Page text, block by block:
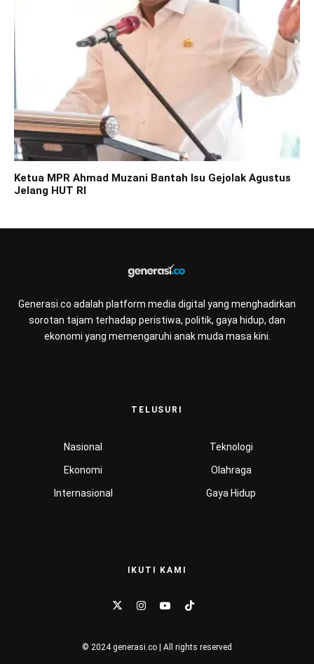
Ketua MPR Ahmad Muzani Bantah Isu Gejolak Agustus
Jelang HUT RI
Generasi.co adalah platform media digital yang menghadirkan
sorotan tajam terhadap peristiwa, politik, gaya hidup, dan
ekonomi yang memengaruhi anak muda masa kini.
TELUSURI
Nasional
Ekonomi
Internasional
Teknologi
Olahraga
Gaya Hidup
IKUTI KAMI
© 2024 generasi.co | All rights reserved